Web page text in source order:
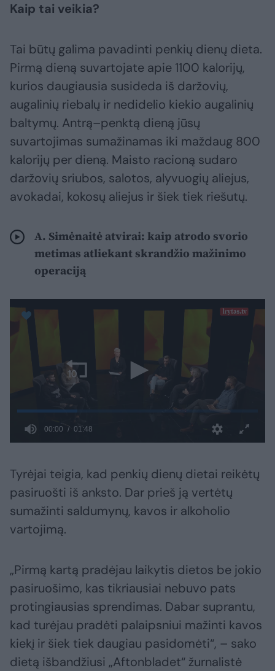
Kaip tai veikia?
Tai būtų galima pavadinti penkių dienų dieta.
Pirmą dieną suvartojate apie 1100 kalorijų,
kurios daugiausia susideda iš daržovių,
augalinių riebalų ir nedidelio kiekio augalinių
baltymų. Antrą–penktą dieną jūsų
suvartojimas sumažinamas iki maždaug 800
kalorijų per dieną. Maisto racioną sudaro
daržovių sriubos, salotos, alyvuogių aliejus,
avokadai, kokosų aliejus ir šiek tiek riešutų.
A. Simėnaitė atvirai: kaip atrodo svorio
metimas atliekant skrandžio mažinimo
operaciją
Tyrėjai teigia, kad penkių dienų dietai reikėtų
pasiruošti iš anksto. Dar prieš ją vertėtų
sumažinti saldumynų, kavos ir alkoholio
vartojimą.
„Pirmą kartą pradėjau laikytis dietos be jokio
pasiruošimo, kas tikriausiai nebuvo pats
protingiausias sprendimas. Dabar suprantu,
kad turėjau pradėti palaipsniui mažinti kavos
kiekį ir šiek tiek daugiau pasidomėti“, – sako
dietą išbandžiusi „Aftonbladet“ žurnalistė